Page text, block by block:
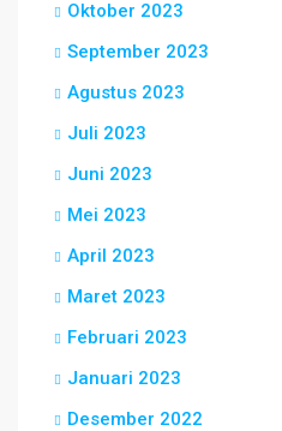
Oktober 2023
September 2023
Agustus 2023
Juli 2023
Juni 2023
Mei 2023
April 2023
Maret 2023
Februari 2023
Januari 2023
Desember 2022